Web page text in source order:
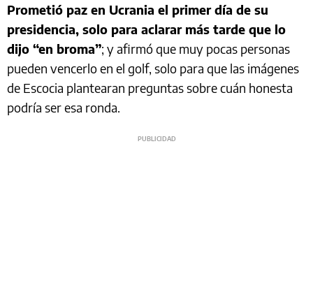
Prometió paz en Ucrania el primer día de su
presidencia, solo para aclarar más tarde que lo
dijo “en broma”; y afirmó que muy pocas personas
pueden vencerlo en el golf, solo para que las imágenes
de Escocia plantearan preguntas sobre cuán honesta
podría ser esa ronda.